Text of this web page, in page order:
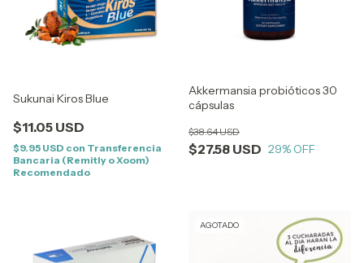
Sukunai Kiros Blue
$11.05 USD
$9.95 USD con Transferencia
Bancaria (Remitly o Xoom)
Recomendado
Akkermansia probióticos 30
cápsulas
$27.58 USD
$38.64 USD
29% OFF
AGOTADO